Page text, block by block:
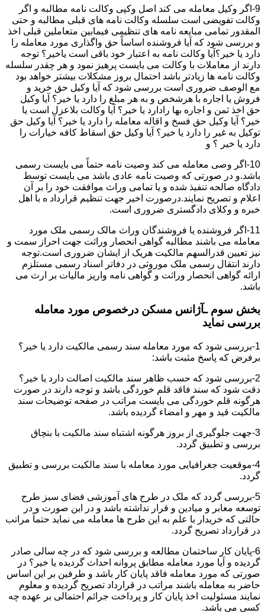
9-اگر وکیل معامله می کند اصل وکپی وکالت نامه مطالبه و اگر
وکالت تفویضی است سلسله وکالت نامه های قبلی مطالبه و حتی
المقدور تمامی مبایعه نامه های تنظیمی فیمابین متعاملین قبلی اخذ
و بررسی شود که آیا فروشنده اساساً حق واگذاری مورد معامله را
دارد یا خیر؟آیا وکالت نامه به اعتبار خود باقی است یاخیر؟ توجه
دارند از معاملات با وکالت می بایست پرهیز نمود و هر چقدر سلسله
وکالت نامه ها زیادتر باشد احتمال بروز مشکلات بیشتر خواهد بود
مع الوصف ضروری است بررسی شود که آیا وکیل حق خرید و
فروش یا اجاره با هرشخص و به هر مبلغ را دارد یا خیر؟ آیا وکیل
حق اخذ ثمن و اجاره بها رادارد یا خیر؟ آیا وکالت بلاعزل است یا
خیر؟ آیا وکیل حق فسخ و اقاله معامله را دارد یا خیر؟ آیا وکیل حق
توکیل به غیر را دارد یا خیر؟ آیا وکیل حق اسقاط کافه خیارات را
دارد یا خیر ؟ و
10-اگر وصی معامله می کند وصیت نامه حتماً می بایست رسمی
باشد.و در صورتی که وصیت نامه عادی باشد می بایست توسط
دادگاه صالحه تنفیذ شده و یا تمامی وراث موافقت خود را بر آن
اعلام و تصریح نمایند.درصورت اخیر جهت تنظیم قرارداد ه با اهل
خبره و وکلای دادگستری ضروری است.
11-اگر فروشنده یا فروشندگان وراث مالک رسمی ملک مورد
معامله می باشند مطالبه گواهی انحصار وراثت جهت احراز سمت و
نیز تعیین قدرالسهم مالکیت هریک از ایشان ضروری است.توجه
دارند انتقال رسمی ملک موروثی در دفاتر اسناد رسمی مستلزم
ارائه گواهی انحصار وراثت و گواهی نامه واریز مالیات بر ارث می
باشد.
بخش سوم ـآژانس مسکن درخصوص مورد معامله
بررسی نماید
1-بررسی شود که مورد معامله سند رسمی مالکیت دارد یا خیر؟
برفرض که پاسخ مثبت باشد:
2-بررسی شود که حسب ظاهر سند مالکیت اصالت دارد یا خیر؟
دقت شود که سند فاقد قلم خوردگی باشد و توجه دارند در صورت
هرگونه قلم خوردگی می بایست مراتب در صفحه توضیحات سند
مالکیت قید و مهر و امضاء گردیده باشد.
3-جهت جلوگیری از بروز هرگونه اشتباه سند مالکیت با بنچاق
بررسی و تطبیق گردد.
4-موقعیت جغرافیایی مورد معامله با سند مالکیت بررسی و تطبیق
گردد.
5-بررسی گردد که ملک در طرح های آموزشی فضای سبز طرح
توسعه معابر و میادین و قرار نداشته باشد و در این صورت و در
حالتی که خریدار با علم به این طرح ها معامله می نماید حتماً مراتب
در قرارداد تصریح گردد.
6-پایان کار ساختمان مطالعه و بررسی شود که در چه سالی صادر
گردیده و آیا مورد معامله مطابق پروانه احداث گردیده یا خیر؟ در
صورتی که مورد معامله فاقد پایان کار باشد و طرفین بر این اساس
حاضر به معامله باشند مراتب در قرارداد تصریح گردیده و معلوم
نمایند مسئولیت اخذ پایان کار و پرداخت جرائم احتمالی بر عهده چه
کسی می باشد.